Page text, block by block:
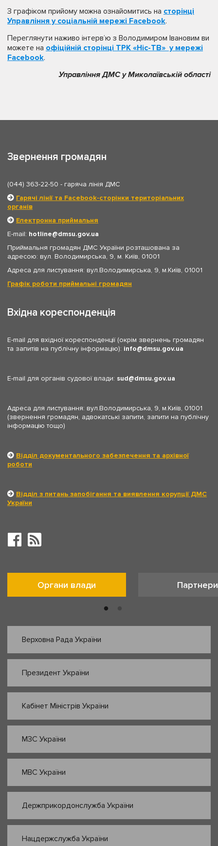
З графіком прийому можна ознайомитись на сторінці
Управління у соціальній мережі Facebook.
Переглянути наживо інтерв’ю з Володимиром Івановим ви
можете на офіційній сторінці ТРК «Ніс-ТВ» у мережі
Facebook.
Управління ДМС у Миколаївській області
Звернення громадян
(044) 363-22-50 - гаряча лінія ДМС
Гарячі лінії та Facebook-сторінки територіальних
органів
Електронна приймальня
E-mail: hotline
dmsu.gov.ua
Приймальня громадян ДМС України розташована за
адресою: вул. Володимирська, 9, м. Київ, 01001
Адреса для листування: вул.Володимирська, 9, м.Київ, 01001
Графік роботи приймальні громадян
Вхідна кореспонденція
E-mail для вхідної кореспонденції (окрім звернень громадян
та запитів на публічну інформацію): info dmsu.gov.ua
E-mail для органів судової влади: sud dmsu.gov.ua
Адреса для листування: вул.Володимирська, 9, м.Київ, 01001
(звернення громадян, адвокатські запити, запити на публічну
інформацію тощо)
Відділ документального забезпечення та архівної
роботи
Відділ з питань запобігання та виявлення корупції ДМС
України
Органи влади Партнери
Верховна Рада України
Президент України
Кабінет Міністрів України
МЗС України
МВС України
Держприкордонслужба України
Нацдержслужба України